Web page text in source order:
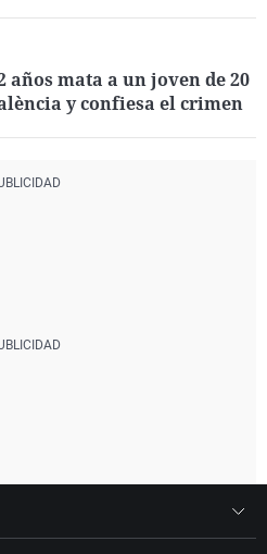
años mata a un joven de 20
y confiesa el crimen